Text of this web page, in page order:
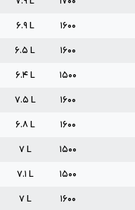
۱۶۰۰ L ۶.۹
۱۶۰۰ L ۶.۵
۱۵۰۰ L ۶.۴
۱۶۰۰ L ۷.۵
۱۶۰۰ L ۶.۸
۱۵۰۰ L ۷
۱۵۰۰ L ۷.۱
۱۶۰۰ L ۷